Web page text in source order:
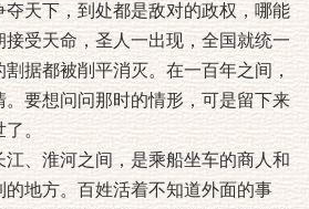
天下，到处都是敌对的政权，哪能
受天命，圣人一出现，全国就统一
据都被削平消灭。在一百年之间，
要想问问那时的情形，可是留下来
了。
淮河之间，是乘船坐车的商人和
地方。百姓活着不知道外面的事